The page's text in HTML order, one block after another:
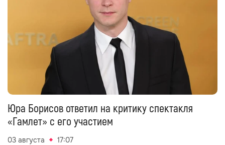
Юра Борисов ответил на критику спектакля
«Гамлет» с его участием
03 августа 17:07